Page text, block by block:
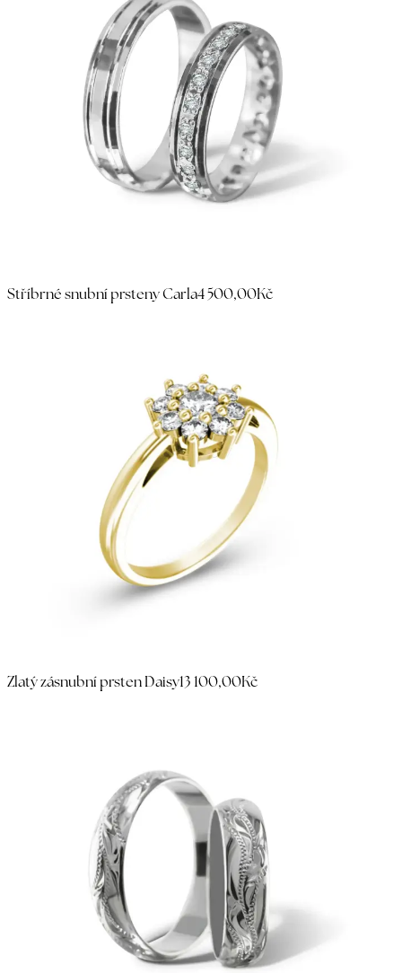
Stříbrné snubní prsteny Carla4 500,00Kč
Zlatý zásnubní prsten Daisy13 100,00Kč